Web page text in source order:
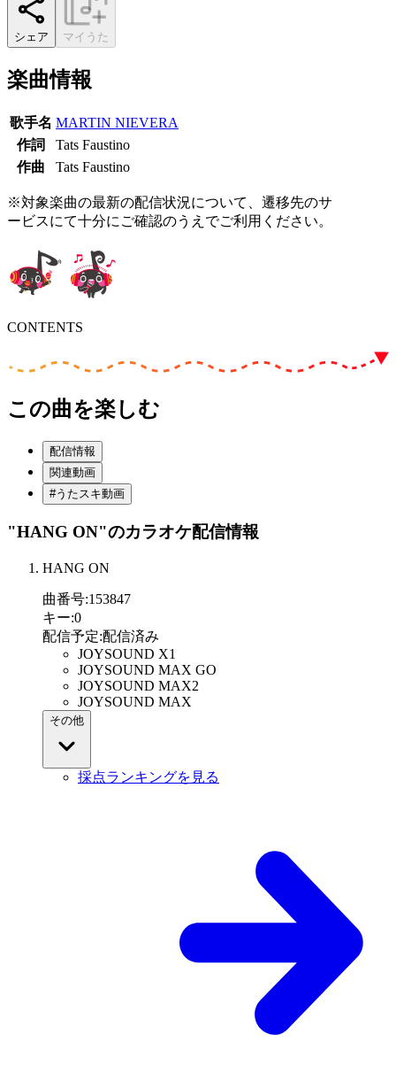
シェア マイうた
楽曲情報
歌手名 MARTIN NIEVERA
作詞
Tats Faustino
作曲
Tats Faustino
※対象楽曲の最新の配信状況について、遷移先のサ
ービスにて十分にご確認のうえでご利用ください。
CONTENTS
この曲を楽しむ
配信情報
関連動画
#うたスキ動画
"HANG ON"のカラオケ配信情報
HANG ON
曲番号:153847
キー:0
配信予定:配信済み
JOYSOUND X1
JOYSOUND MAX GO
JOYSOUND MAX2
JOYSOUND MAX
その他
採点ランキングを見る